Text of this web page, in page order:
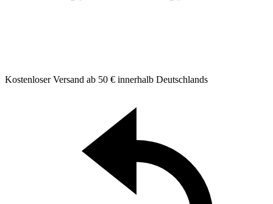
Kostenloser Versand ab 50 € innerhalb Deutschlands